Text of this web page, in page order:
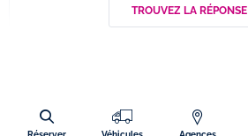
TROUVEZ LA RÉPONSE